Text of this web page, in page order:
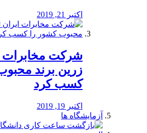
اکتبر 21, 2019
شرکت مخابرات
زرین برند
کسب کرد
اکتبر 19, 2019
آزمایشگاه ها